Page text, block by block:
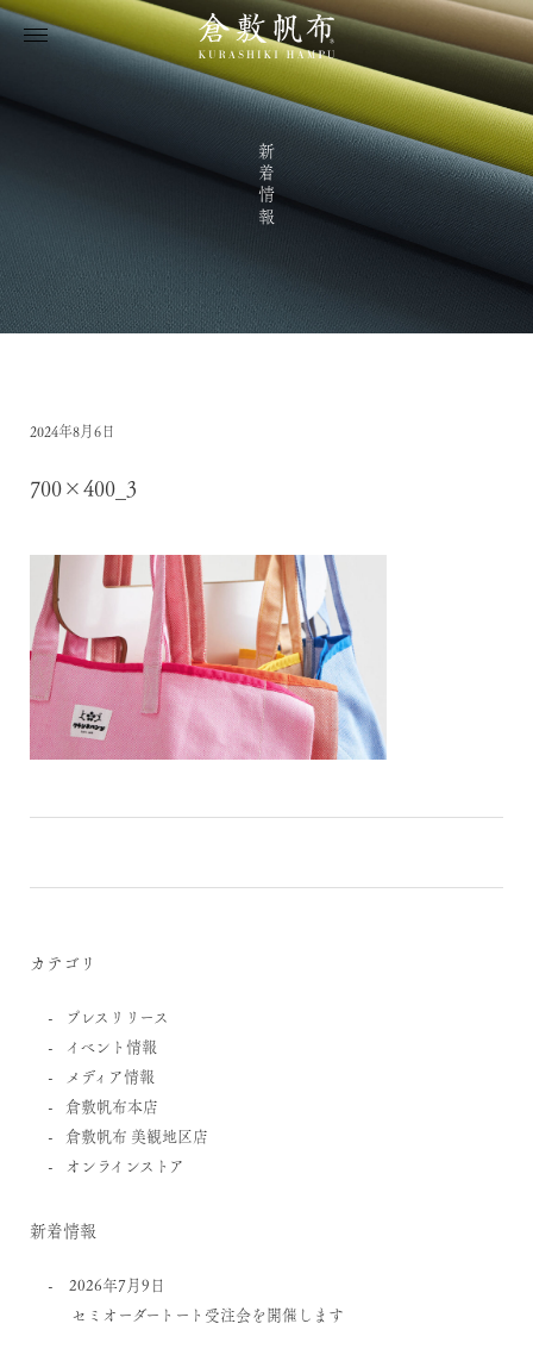
新着情報
2024年8月6日
700×400_3
カテゴリ
プレスリリース
イベント情報
メディア情報
倉敷帆布本店
倉敷帆布 美観地区店
オンラインストア
新着情報
2026年7月9日
セミオーダートート受注会を開催します